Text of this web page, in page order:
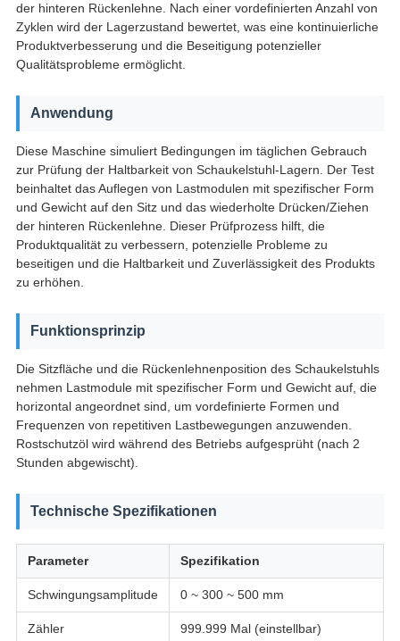
der hinteren Rückenlehne. Nach einer vordefinierten Anzahl von
Zyklen wird der Lagerzustand bewertet, was eine kontinuierliche
Produktverbesserung und die Beseitigung potenzieller
Qualitätsprobleme ermöglicht.
Anwendung
Diese Maschine simuliert Bedingungen im täglichen Gebrauch
zur Prüfung der Haltbarkeit von Schaukelstuhl-Lagern. Der Test
beinhaltet das Auflegen von Lastmodulen mit spezifischer Form
und Gewicht auf den Sitz und das wiederholte Drücken/Ziehen
der hinteren Rückenlehne. Dieser Prüfprozess hilft, die
Produktqualität zu verbessern, potenzielle Probleme zu
beseitigen und die Haltbarkeit und Zuverlässigkeit des Produkts
zu erhöhen.
Funktionsprinzip
Die Sitzfläche und die Rückenlehnenposition des Schaukelstuhls
nehmen Lastmodule mit spezifischer Form und Gewicht auf, die
horizontal angeordnet sind, um vordefinierte Formen und
Frequenzen von repetitiven Lastbewegungen anzuwenden.
Rostschutzöl wird während des Betriebs aufgesprüht (nach 2
Stunden abgewischt).
Technische Spezifikationen
Parameter Spezifikation
Schwingungsamplitude 0 ~ 300 ~ 500 mm
Zähler 999.999 Mal (einstellbar)